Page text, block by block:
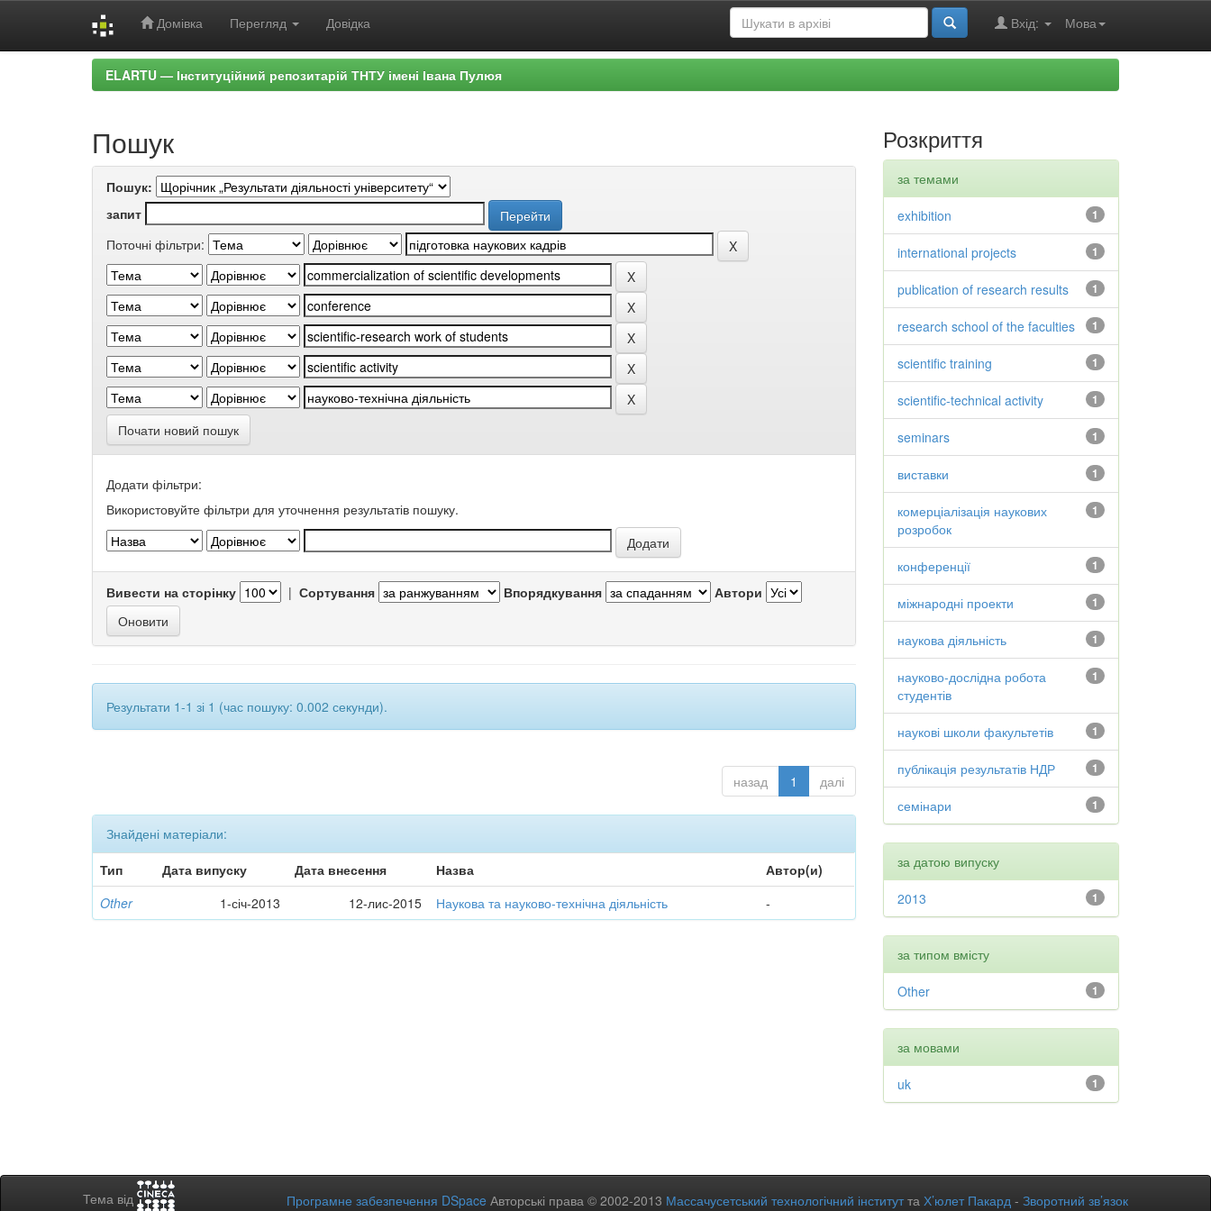
Домівка Перегляд Довідка Мова
Вхід:
ELARTU — Інституційний репозитарій ТНТУ імені Івана Пулюя
Пошук
Пошук:
запит
Поточні фільтри:
Почати новий пошук
Додати фільтри:
Використовуйте фільтри для уточнення результатів пошуку.
Вивести на сторінку | Сортування Впорядкування Автори
Результати 1-1 зі 1 (час пошуку: 0.002 секунди).
назад 1 далі
Знайдені матеріали:
Тип
Дата випуску Дата внесення Назва
Автор(и)
Other
1-січ-2013 12-лис-2015 Наукова та науково-технічна діяльність -
Розкриття
за темами
1
exhibition
1
international projects
1
publication of research results
1
research school of the faculties
1
scientific training
1
scientific-technical activity
1
seminars
1
виставки
1
комерціалізація наукових
розробок
1
конференції
1
міжнародні проекти
1
наукова діяльність
1
науково-дослідна робота
студентів
1
наукові школи факультетів
1
публікація результатів НДР
1
семінари
за датою випуску
1
2013
за типом вмісту
1
Other
за мовами
1
uk
Тема від Програмне забезпечення DSpace Авторські права © 2002-2013 Массачусетський технологічний інститутта Х’юлет Пакард - Зворотний зв’язок